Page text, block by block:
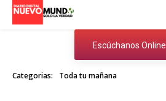
Escúchanos Online
Categorias: Toda tu mañana